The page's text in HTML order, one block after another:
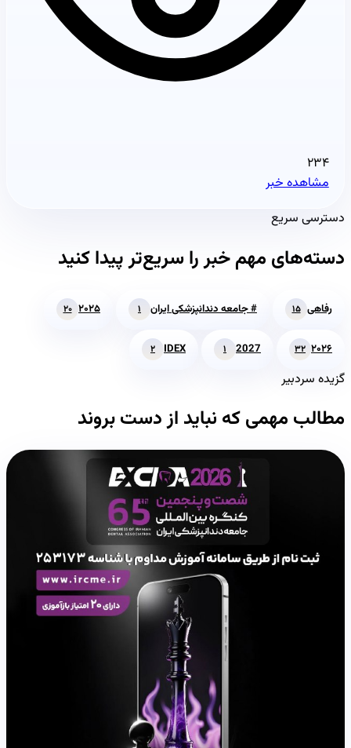
۲۳۴
مشاهده خبر
دسترسی سریع
دسته‌های مهم خبر را سریع‌تر پیدا کنید
رفاهی ۱۵ # جامعه دندانپزشکی ایران ۱ ۲۰۲۵ ۲۰
۲۰۲۶ ۳۲ 2027 ۱ IDEX ۲
گزیده سردبیر
مطالب مهمی که نباید از دست بروند